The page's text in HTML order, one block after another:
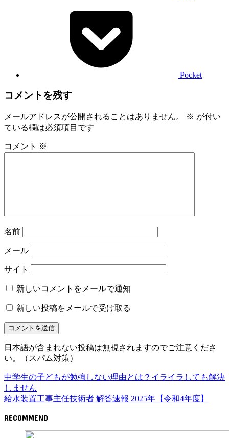
Pocket
コメントを残す
メールアドレスが公開されることはありません。 ※ が付い
ている欄は必須項目です
コメント ※
名前
メール
サイト
新しいコメントをメールで通知
新しい投稿をメールで受け取る
日本語が含まれない投稿は無視されますのでご注意くださ
い。（スパム対策）
中学生の子どもが勉強しない理由とは？イライラしても解決
しません
給水装置工事主任技術者 解答速報 2025年【令和4年度】
RECOMMEND